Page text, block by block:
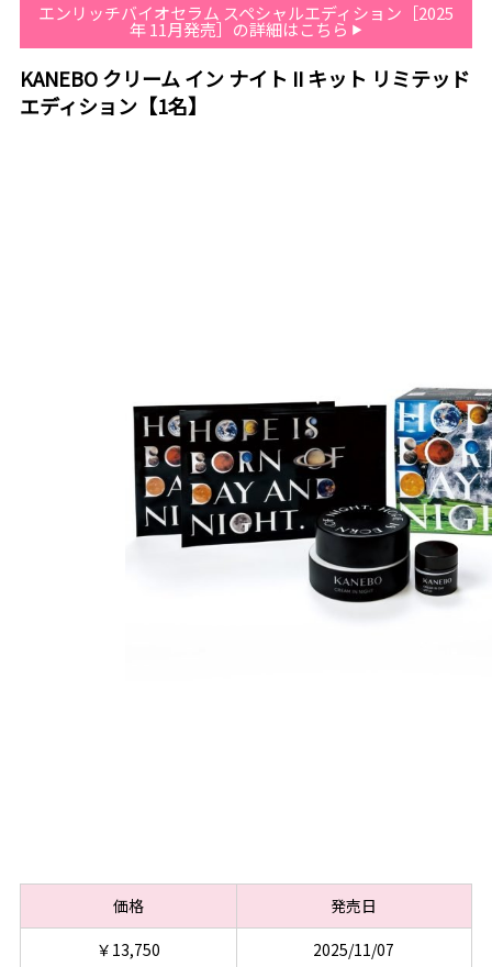
エンリッチバイオセラム スペシャルエディション［2025
年 11月発売］の詳細はこちら
KANEBO クリーム イン ナイト II キット リミテッド
エディション【1名】
価格
発売日
￥13,750
2025/11/07